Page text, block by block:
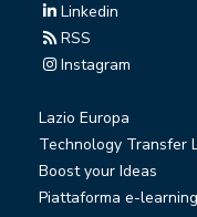
Linkedin
RSS
Instagram
Lazio Europa
Technology Transfer
Boost your Ideas
Piattaforma e-learning